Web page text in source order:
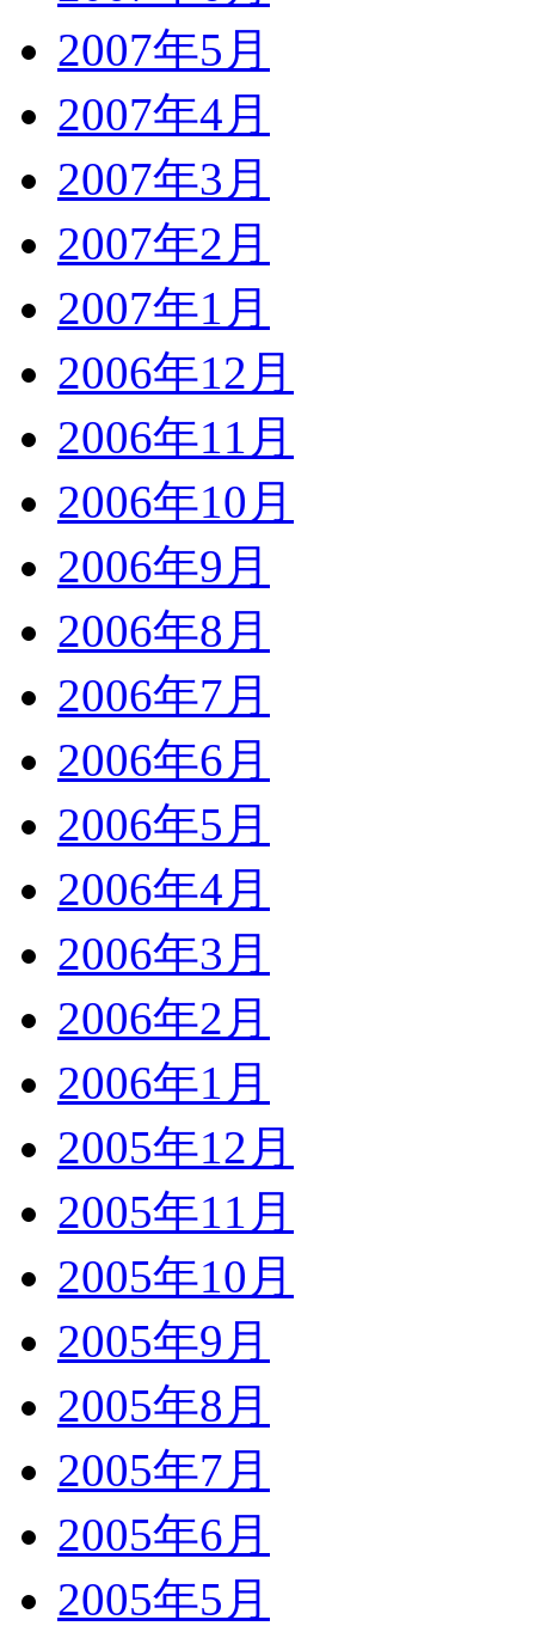
2007年5月
2007年4月
2007年3月
2007年2月
2007年1月
2006年12月
2006年11月
2006年10月
2006年9月
2006年8月
2006年7月
2006年6月
2006年5月
2006年4月
2006年3月
2006年2月
2006年1月
2005年12月
2005年11月
2005年10月
2005年9月
2005年8月
2005年7月
2005年6月
2005年5月